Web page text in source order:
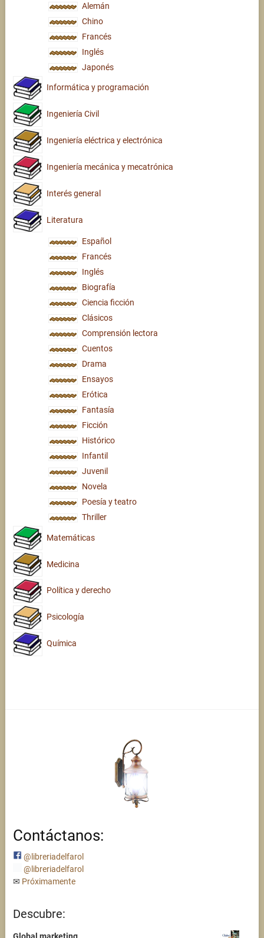
Alemán
Chino
Francés
Inglés
Japonés
Informática y programación
Ingeniería Civil
Ingeniería eléctrica y electrónica
Ingeniería mecánica y mecatrónica
Interés general
Literatura
Español
Francés
Inglés
Biografía
Ciencia ficción
Clásicos
Comprensión lectora
Cuentos
Drama
Ensayos
Erótica
Fantasía
Ficción
Histórico
Infantil
Juvenil
Novela
Poesía y teatro
Thriller
Matemáticas
Medicina
Política y derecho
Psicología
Química
Contáctanos:
@libreriadelfarol
@libreriadelfarol
✉ Próximamente
Descubre: